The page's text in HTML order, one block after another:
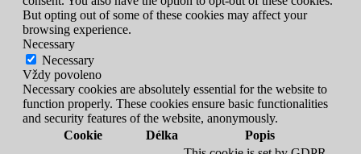
But opting out of some of these cookies may affect your
browsing experience.
Necessary
Necessary
Vždy povoleno
Necessary cookies are absolutely essential for the website to
function properly. These cookies ensure basic functionalities
and security features of the website, anonymously.
Cookie
Délka Popis